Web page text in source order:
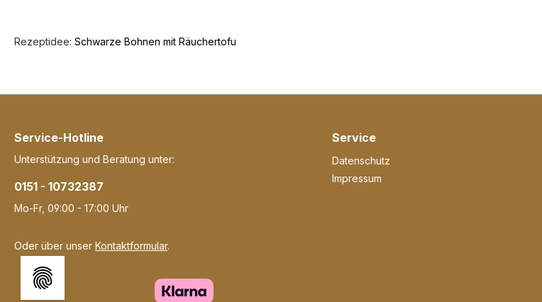
Rezeptidee: Schwarze Bohnen mit Räuchertofu
Service-Hotline
Unterstützung und Beratung unter:
0151 - 10732387
Mo-Fr, 09:00 - 17:00 Uhr
Oder über unser Kontaktformular.
Service
Datenschutz
Impressum